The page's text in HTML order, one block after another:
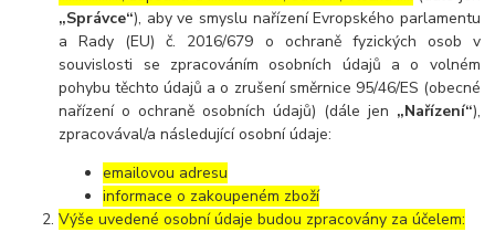
„Správce“), aby ve smyslu nařízení Evropského parlamentu
a Rady (EU) č. 2016/679 o ochraně fyzických osob v
souvislosti se zpracováním osobních údajů a o volném
pohybu těchto údajů a o zrušení směrnice 95/46/ES (obecné
nařízení o ochraně osobních údajů) (dále jen „Nařízení“),
zpracovával/a následující osobní údaje:
emailovou adresu
informace o zakoupeném zboží
Výše uvedené osobní údaje budou zpracovány za účelem: